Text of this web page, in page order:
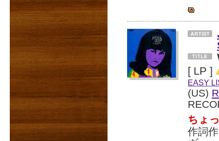
[ LP ]
EASY
(US)
ちょ
作詞